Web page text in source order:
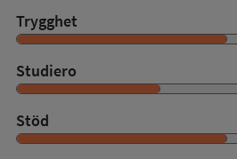
Trygghet
Studiero
Stöd